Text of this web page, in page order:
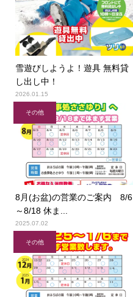
雪遊びしようよ！遊具 無料貸
し出し中！
2026.01.15
その他
8月(お盆)の営業のご案内 8/6
～8/18 休ま...
2025.07.02
その他